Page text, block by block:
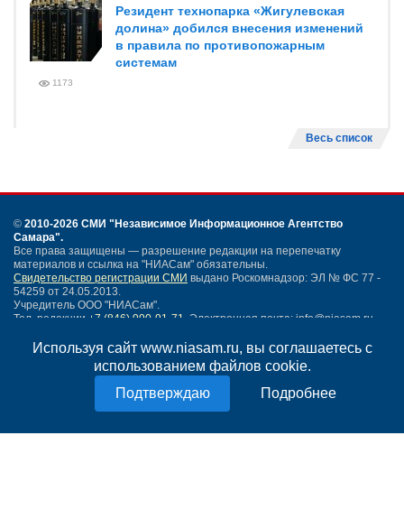
Используя сайт www.niasam.ru, вы соглашаетесь с
использованием файлов cookie.
Подробнее
Резидент технопарка «Жигулевская
долина» добился внесения изменений
в правила по противопожарным
системам
1173
Весь список
© 2010-2026 СМИ "Независимое Информационное Агентство
Самара".
Все права защищены — разрешение редакции на перепечатку
материалов и ссылка на "НИАСам" обязательны.
Свидетельство регистрации СМИ выдано Роскомнадзор: ЭЛ № ФС 77 -
54259 от 24.05.2013.
Учредитель ООО "НИАСам".
Тел. редакции +7 (846) 990-91-71. Электронная почта: info@niasam.ru
Написать письмо
Политика конфиденциальности
18+